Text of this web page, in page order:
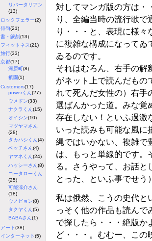
リバータリアン
(13)
ロックフェラー(2)
俳句(21)
書・篆刻(13)
フィットネス(21)
旅行(33)
京都(17)
河原町 (8)
祇園(1)
Customers(17)
powerくん (27)
ウメドン(33)
ナクラくん (15)
オイシン(10)
マツヤマさん
(28)
タカハシくん(4)
ベッチさん(4)
ヤマネくん(24)
ハッシーさん (8)
コータローくん
(25)
可能涼介さん
(18)
ウノピョン(8)
タクヤくん (5)
BABAさん (1)
アート(38)
インターネット(5)
対してマンガ版の方は・
り、全編当時の流行歌
り・・・と、表現に様
に複雑な構成になってゐ
ゐるのです。
それはむろん、右手の解
がネット上で読んだもの
れて死んだ女性の）右手
選ばんかった道。みな覚
存在しない！といふ過激
いった読みも可能な風に
縄ではいかない、複雑で
は、もっと単線的です。
る。さうやって、お話と
とった、といふ事でせう
私は俄然、こうの史代と
っそく他の作品も読んで
で探したら・・・絶版か
ど・・・。むむー、この